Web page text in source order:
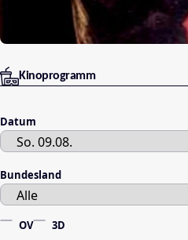
Kinoprogramm
Datum
Bundesland
OV 3D